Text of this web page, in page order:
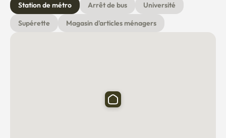
Station de métro Arrêt de bus
Université
Supérette
Magasin d'articles ménagers